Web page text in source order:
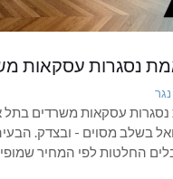
נסגרות עסקאות
מהשטח
נגר
עסקאות משרדים בתל
בשלב מסוים - ובצדק.
החלטות לפי המחיר